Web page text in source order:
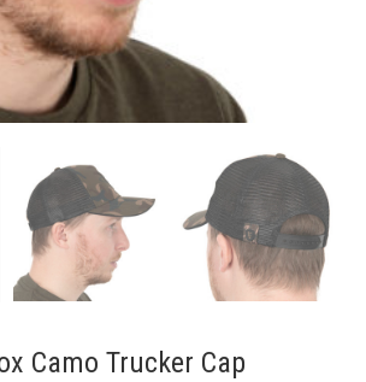
Camo Trucker Cap